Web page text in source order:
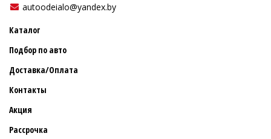
autoodeialo@yandex.by
Каталог
Подбор по авто
Доставка/Оплата
Контакты
Акция
Рассрочка